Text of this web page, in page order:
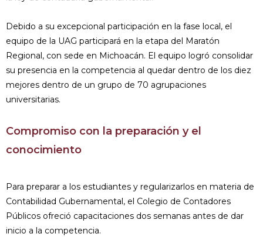
Debido a su excepcional participación en la fase local, el
equipo de la UAG participará en la etapa del Maratón
Regional, con sede en Michoacán. El equipo logró consolidar
su presencia en la competencia al quedar dentro de los diez
mejores dentro de un grupo de 70 agrupaciones
universitarias.
Compromiso con la preparación y el
conocimiento
Para preparar a los estudiantes y regularizarlos en materia de
Contabilidad Gubernamental, el Colegio de Contadores
Públicos ofreció capacitaciones dos semanas antes de dar
inicio a la competencia.